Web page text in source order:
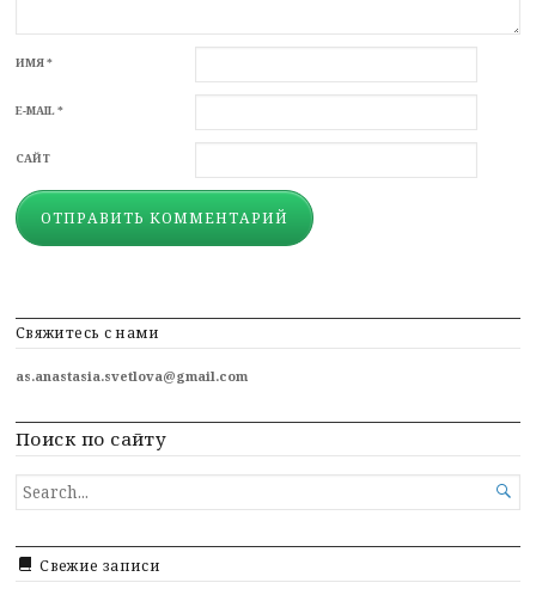
ИМЯ*
E-MAIL*
САЙТ
Свяжитесь с нами
as.anastasia.svetlova@gmail.com
Поиск по сайту
SEARCH
FOR...

Свежие записи